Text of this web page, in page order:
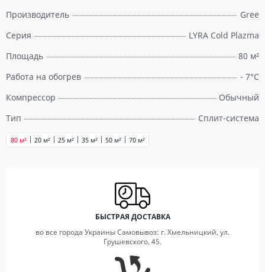
Производитель
Gree
Серия
LYRA Cold Plazma
Площадь
80 м²
Работа на обогрев
- 7°C
Компрессор
Обычный
Тип
Сплит-система
20 м² 25 м² 35 м² 50 м² 70 м²
80 м²
БЫСТРАЯ ДОСТАВКА
во все города Украины Самовывоз: г. Хмельницкий, ул.
Грушевского, 45.